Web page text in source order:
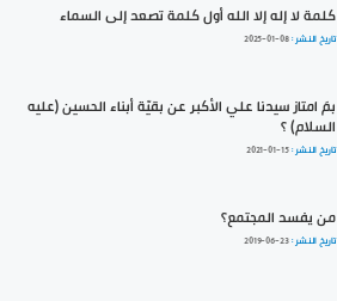
كلمة لا إله إلا الله أول كلمة تصعد إلى السماء
تاريخ النشر :2025-01-08
بمَ امتاز سيدنا علي الأكبر عن بقيّة أبناء الحسين (عليه
السلام) ؟
تاريخ النشر :2021-01-15
من يفسد المجتمع؟
تاريخ النشر :2019-06-23